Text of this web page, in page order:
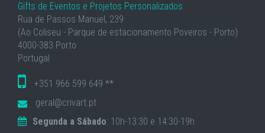
Gifts de Eventos e Projetos Personalizados
Rua de Passos Manuel, 239
(Ao Coliseu - Parque de estacionamento Poveiros - Porto)
4000-383 Porto
Portugal
+351 966 599 649 **
geral@crivart.pt
Segunda a Sábado: 10h-13:30 e 14:30-19h